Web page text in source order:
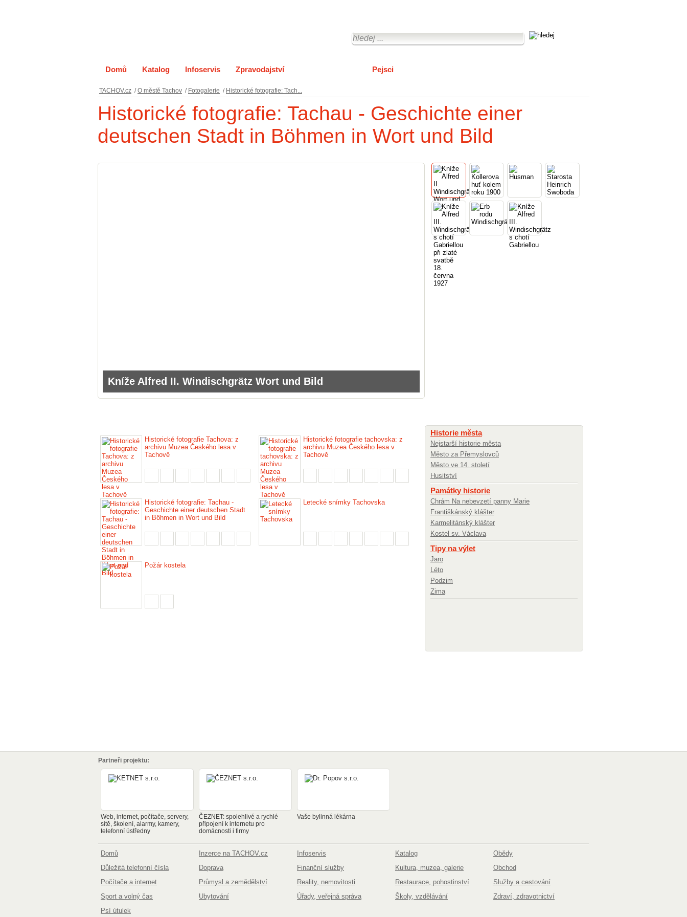
Domů Katalog Infoservis Zpravodajství Pejsci
TACHOV.cz / O městě Tachov / Fotogalerie / Historické fotografie: Tach...
Historické fotografie: Tachau - Geschichte einer
deutschen Stadt in Böhmen in Wort und Bild
Kníže Alfred II. Windischgrätz Wort und Bild
Historické fotografie Tachova: z
archivu Muzea Českého lesa v
Tachově
Historické fotografie tachovska: z
archivu Muzea Českého lesa v
Tachově
Historické fotografie: Tachau -
Geschichte einer deutschen Stadt
in Böhmen in Wort und Bild
Letecké snímky Tachovska
Požár kostela
Historie města
Nejstarší historie města
Město za Přemyslovců
Město ve 14. století
Husitství
Památky historie
Chrám Na nebevzetí panny Marie
Františkánský klášter
Karmelitánský klášter
Kostel sv. Václava
Tipy na výlet
Jaro
Léto
Podzim
Zima
Partneři projektu:
Web, internet, počítače, servery,
sítě, školení, alarmy, kamery,
telefonní ústředny
ČEZNET: spolehlivé a rychlé
připojení k internetu pro
domácnosti i firmy
Vaše bylinná lékárna
Domů Inzerce na TACHOV.cz Infoservis Katalog
Obědy
Důležitá telefonní čísla
Doprava Finanční služby Kultura, muzea, galerie
Obchod
Počítače a internet
Průmysl a zemědělství Reality, nemovitosti Restaurace, pohostinství
Služby a cestování
Sport a volný čas
Ubytování Úřady, veřejná správa Školy, vzdělávání
Zdraví, zdravotnictví
Psí útulek